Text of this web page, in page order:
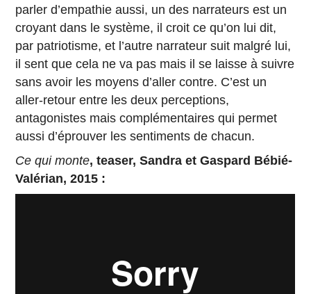
parler d’empathie aussi, un des narrateurs est un
croyant dans le système, il croit ce qu’on lui dit,
par patriotisme, et l’autre narrateur suit malgré lui,
il sent que cela ne va pas mais il se laisse à suivre
sans avoir les moyens d’aller contre. C’est un
aller-retour entre les deux perceptions,
antagonistes mais complémentaires qui permet
aussi d’éprouver les sentiments de chacun.
Ce qui monte, teaser, Sandra et Gaspard Bébié-
Valérian, 2015 :